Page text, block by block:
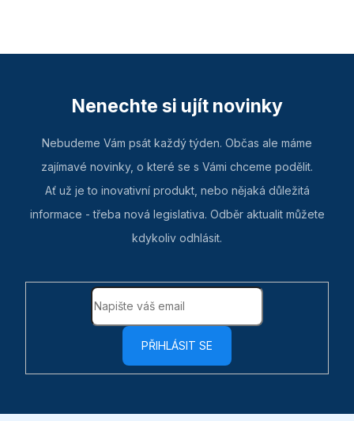
Nenechte si ujít novinky
Nebudeme Vám psát každý týden. Občas ale máme
zajímavé novinky, o které se s Vámi chceme podělit.
Ať už je to inovativní produkt, nebo nějaká důležitá
informace - třeba nová legislativa. Odběr aktualit můžete
kdykoliv odhlásit.
PŘIHLÁSIT SE